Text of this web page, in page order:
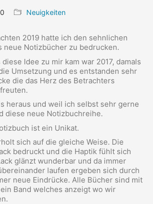
Neuigkeiten
2019 hatte ich den sehnlichen
neue Notizbücher zu bedrucken.
Idee zu mir kam war 2017, damals
Umsetzung und es entstanden sehr
die das Herz des Betrachters
heraus und weil ich selbst sehr gerne
diese neue Notizbuchreihe.
ist ein Unikat.
sich auf die gleiche Weise. Die
bedruckt und die Haptik fühlt sich
glänzt wunderbar und da immer
laufen ergeben sich durch
neue Eindrücke. Alle Bücher sind mit
Band welches anzeigt wo wir